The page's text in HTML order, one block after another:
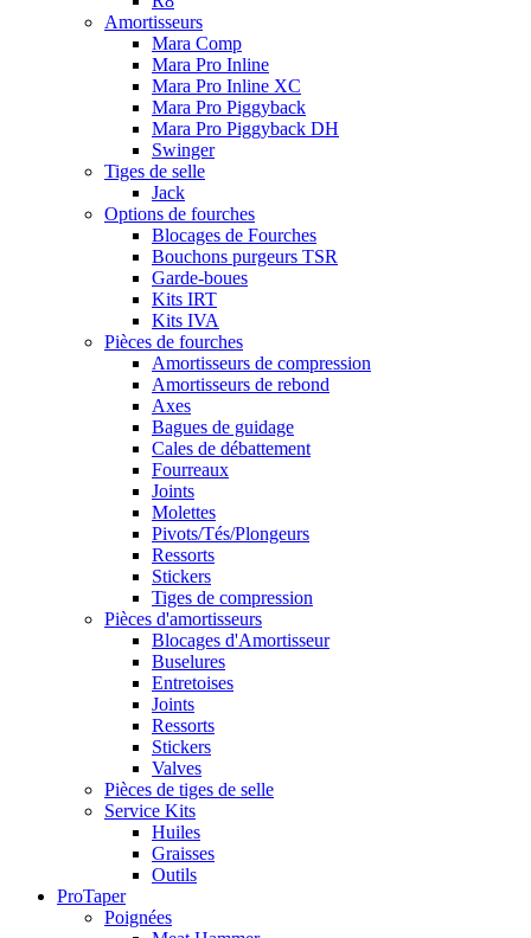
Amortisseurs
Mara Comp
Mara Pro Inline
Mara Pro Inline XC
Mara Pro Piggyback
Mara Pro Piggyback DH
Swinger
Tiges de selle
Jack
Options de fourches
Blocages de Fourches
Bouchons purgeurs TSR
Garde-boues
Kits IRT
Kits IVA
Pièces de fourches
Amortisseurs de compression
Amortisseurs de rebond
Axes
Bagues de guidage
Cales de débattement
Fourreaux
Joints
Molettes
Pivots/Tés/Plongeurs
Ressorts
Stickers
Tiges de compression
Pièces d'amortisseurs
Blocages d'Amortisseur
Buselures
Entretoises
Joints
Ressorts
Stickers
Valves
Pièces de tiges de selle
Service Kits
Huiles
Graisses
Outils
ProTaper
Poignées